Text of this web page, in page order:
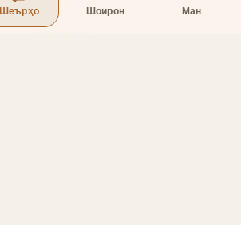
Шеърҳо Шоирон Ман